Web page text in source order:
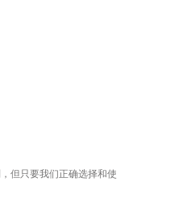
但只要我们正确选择和使